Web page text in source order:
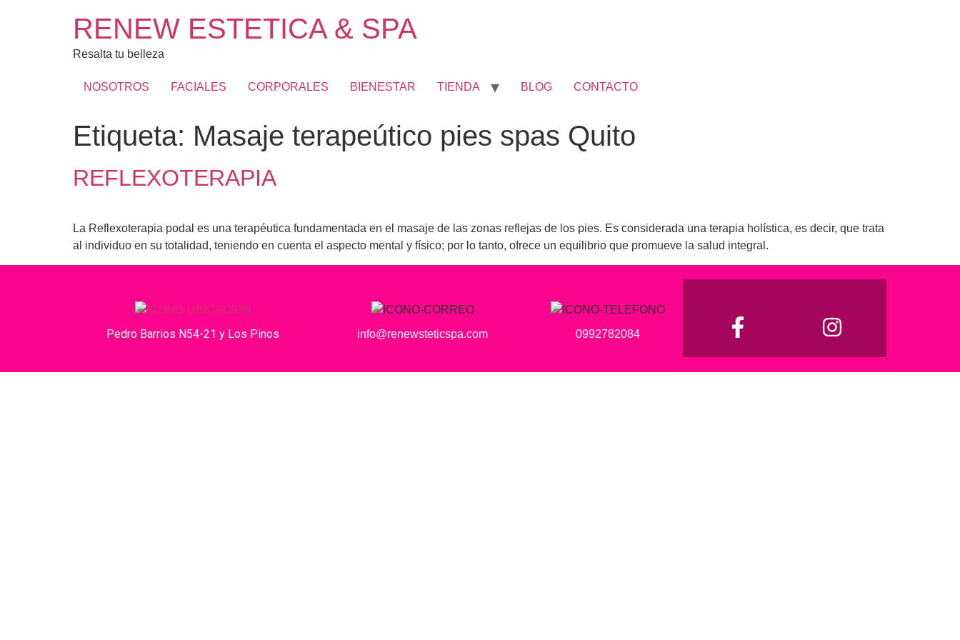
RENEW ESTETICA & SPA
Resalta tu belleza
NOSOTROS FACIALES CORPORALES BIENESTAR TIENDA BLOG CONTACTO
Etiqueta: Masaje terapeútico pies spas Quito
REFLEXOTERAPIA
La Reflexoterapia podal es una terapéutica fundamentada en el masaje de las zonas reflejas de los pies. Es considerada una terapia holística, es decir, que trata
al individuo en su totalidad, teniendo en cuenta el aspecto mental y físico; por lo tanto, ofrece un equilibrio que promueve la salud integral.
Pedro Barrios N54-21 y Los Pinos info@renewsteticspa.com 0992782084